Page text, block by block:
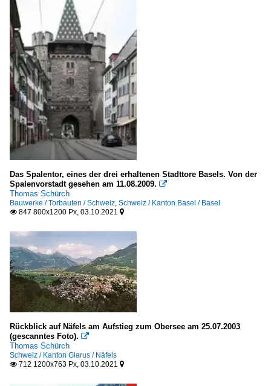
Das Spalentor, eines der drei erhaltenen Stadttore Basels. Von der
Spalenvorstadt gesehen am 11.08.2009. 
Thomas Schürch
Bauwerke / Torbauten / Schweiz, Schweiz / Kanton Basel / Basel
 847 800x1200 Px, 03.10.2021 
Rückblick auf Näfels am Aufstieg zum Obersee am 25.07.2003
(gescanntes Foto). 
Thomas Schürch
Schweiz / Kanton Glarus / Näfels
 712 1200x763 Px, 03.10.2021 